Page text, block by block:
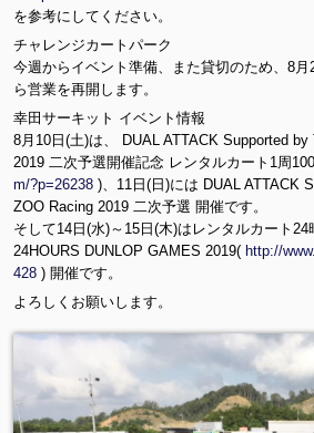
c
/i
m
a
e
s/
i.
h
p/
を参考にしてください。
チャレンジカートパーク
今週からイベント準備、また貸切のため、8
ら営業を再開します。
幸田サーキット イベント情報
8月10日(土)は、 DUAL ATTACK Supported
2019 二次予選開催記念 レンタルカート1周
m/?p=26238 )、11日(日)には DUAL ATTACK
ZOO Racing 2019 二次予選 開催です。
そして14日(水)～15日(木)はレンタルカート
24HOURS DUNLOP GAMES 2019( http://
428 ) 開催です。
よろしくお願いします。